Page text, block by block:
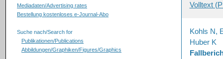
Mediadaten/Advertising rates
Bestellung kostenloses e-Journal-Abo
Suche nach/Search for
Publikationen/Publications
Abbildungen/Graphiken/Figures/Graphics
Volltext
Kohls N,
Huber K